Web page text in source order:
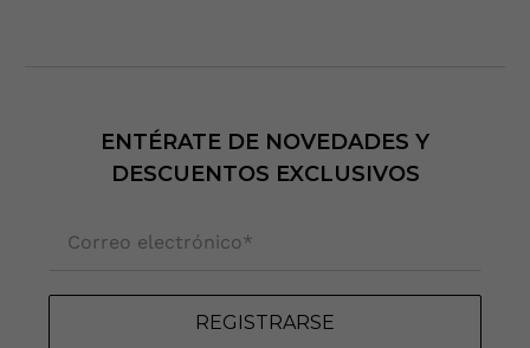
ENTÉRATE DE NOVEDADES Y
DESCUENTOS EXCLUSIVOS
REGISTRARSE